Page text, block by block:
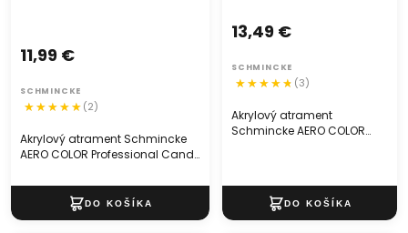
Akrylový atrament Schmincke
AERO COLOR Professional Candy
11,99 €
SCHMINCKE
(2)
Akrylový atrament
Schmincke AERO COLOR
13,49 €
SCHMINCKE
(3)